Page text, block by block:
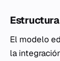
El modelo
la